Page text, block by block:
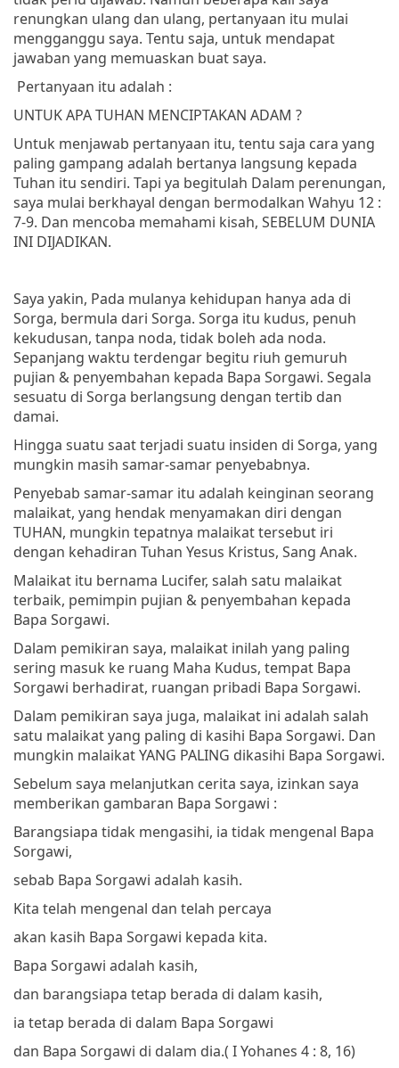
renungkan ulang dan ulang, pertanyaan itu mulai
mengganggu saya. Tentu saja, untuk mendapat
jawaban yang memuaskan buat saya.
Pertanyaan itu adalah :
UNTUK APA TUHAN MENCIPTAKAN ADAM ?
Untuk menjawab pertanyaan itu, tentu saja cara yang
paling gampang adalah bertanya langsung kepada
Tuhan itu sendiri. Tapi ya begitulah Dalam perenungan,
saya mulai berkhayal dengan bermodalkan Wahyu 12 :
7-9. Dan mencoba memahami kisah, SEBELUM DUNIA
INI DIJADIKAN.
Saya yakin, Pada mulanya kehidupan hanya ada di
Sorga, bermula dari Sorga. Sorga itu kudus, penuh
kekudusan, tanpa noda, tidak boleh ada noda.
Sepanjang waktu terdengar begitu riuh gemuruh
pujian & penyembahan kepada Bapa Sorgawi. Segala
sesuatu di Sorga berlangsung dengan tertib dan
damai.
Hingga suatu saat terjadi suatu insiden di Sorga, yang
mungkin masih samar-samar penyebabnya.
Penyebab samar-samar itu adalah keinginan seorang
malaikat, yang hendak menyamakan diri dengan
TUHAN, mungkin tepatnya malaikat tersebut iri
dengan kehadiran Tuhan Yesus Kristus, Sang Anak.
Malaikat itu bernama Lucifer, salah satu malaikat
terbaik, pemimpin pujian & penyembahan kepada
Bapa Sorgawi.
Dalam pemikiran saya, malaikat inilah yang paling
sering masuk ke ruang Maha Kudus, tempat Bapa
Sorgawi berhadirat, ruangan pribadi Bapa Sorgawi.
Dalam pemikiran saya juga, malaikat ini adalah salah
satu malaikat yang paling di kasihi Bapa Sorgawi. Dan
mungkin malaikat YANG PALING dikasihi Bapa Sorgawi.
Sebelum saya melanjutkan cerita saya, izinkan saya
memberikan gambaran Bapa Sorgawi :
Barangsiapa tidak mengasihi, ia tidak mengenal Bapa
Sorgawi,
sebab Bapa Sorgawi adalah kasih.
Kita telah mengenal dan telah percaya
akan kasih Bapa Sorgawi kepada kita.
Bapa Sorgawi adalah kasih,
dan barangsiapa tetap berada di dalam kasih,
ia tetap berada di dalam Bapa Sorgawi
dan Bapa Sorgawi di dalam dia.( I Yohanes 4 : 8, 16)